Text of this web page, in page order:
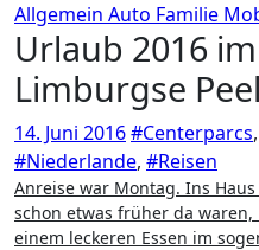
Allgemein Auto Familie
Urlaub 2016
Limburgse Peel
14. Juni 2016#Centerparcs,
#Niederlande, #Reisen
Anreise war Montag. Ins Haus durften wir ab 15 Uhr. Da wir
schon etwas früher da
einem leckeren Essen im